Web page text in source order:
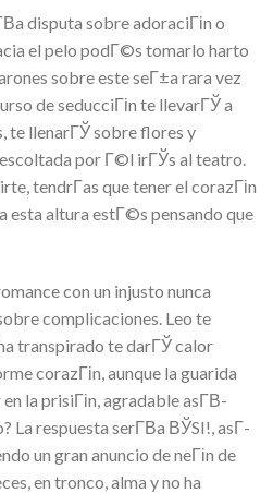
disputa sobre adoraciГіn o
el pelo podГ©s tomarlo harto
sobre este seГ±a rara vez
de seducciГіn te llevarГЎ a
te llenarГЎ sobre flores y
por Г©l irГЎs al teatro.
tendrГ­as que tener el corazГіn
esta altura estГ©s pensando que
con un injusto nunca
complicaciones. Leo te
transpirado te darГЎ calor
corazГіn, aunque la guarida
en la prisiГіn, agradable asГ­В­
La respuesta serГ­В­a ВЎSI!, asГ­
un gran anuncio de neГіn de
en tronco, alma y no ha